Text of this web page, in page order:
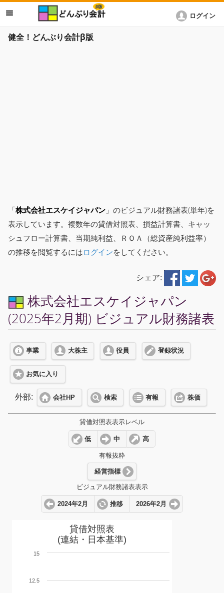
健全！どんぶり会計β版
ログイン
「株式会社エスケイジャパン 」のビジュアル財務諸表(単年)を
表示しています。複数年の貸借対照表、損益計算書、キャッ
シュフロー計算書、当期純利益、ＲＯＡ（総資産純利益率）
の推移を閲覧するにはログインをしてください。
シェア:
株式会社エスケイジャパン
(2025年2月期) ビジュアル財務諸表
事業 大株主 役員 登録状況
お気に入り
外部: 会社HP 検索 有報 株価
貸借対照表表示レベル
低 中 高
有報抜粋
経営指標
ビジュアル財務諸表表示
2024年2月 推移 2026年2月
貸借対照表
(連結・日本基準)
12.5
15